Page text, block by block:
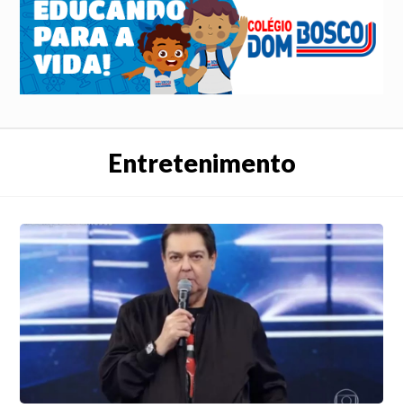
Entretenimento